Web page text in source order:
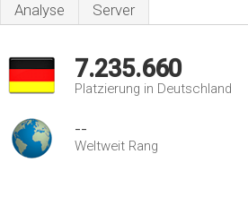
Analyse Server
7.235.660
Platzierung in Deutschland
--
Weltweit Rang